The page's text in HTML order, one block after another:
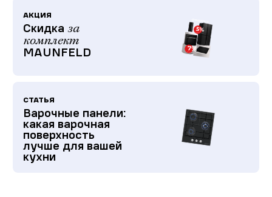
АКЦИЯ
Скидка за
комплект
MAUNFELD
СТАТЬЯ
Варочные панели:
какая варочная
поверхность
лучше для вашей
кухни